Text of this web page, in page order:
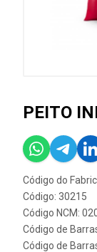
PEITO
Código do
Código: 30215
Código NCM:
Código de
Código de